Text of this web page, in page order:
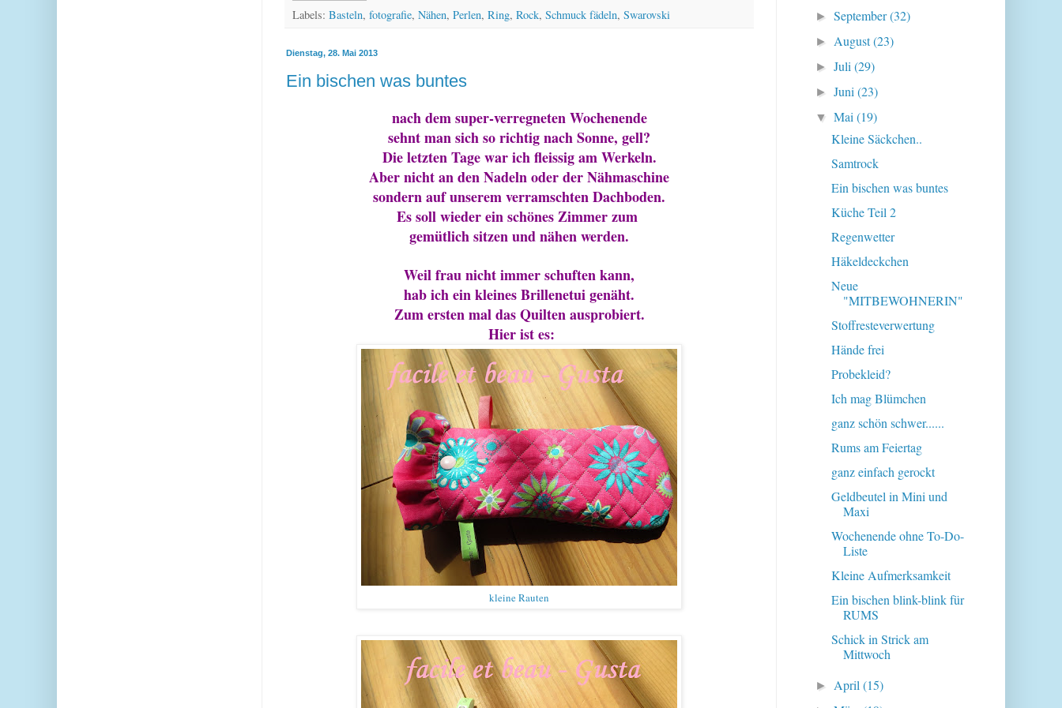
Labels: Basteln, fotografie, Nähen, Perlen, Ring, Rock, Schmuck fädeln, Swarovski
Dienstag, 28. Mai 2013
Ein bischen was buntes
nach dem super-verregneten Wochenende
sehnt man sich so richtig nach Sonne, gell?
Die letzten Tage war ich fleissig am Werkeln.
Aber nicht an den Nadeln oder der Nähmaschine
sondern auf unserem verramschten Dachboden.
Es soll wieder ein schönes Zimmer zum
gemütlich sitzen und nähen werden.
Weil frau nicht immer schuften kann,
hab ich ein kleines Brillenetui genäht.
Zum ersten mal das Quilten ausprobiert.
Hier ist es:
kleine Rauten
►September(32)
► August(23)
►Juli(29)
►Juni(23)
▼Mai(19)
Kleine Säckchen..
Samtrock
Ein bischen was buntes
Küche Teil 2
Regenwetter
Häkeldeckchen
Neue
"MITBEWOHNERIN"
Stoffresteverwertung
Hände frei
Probekleid?
Ich mag Blümchen
ganz schön schwer......
Rums am Feiertag
ganz einfach gerockt
Geldbeutel in Mini und
Maxi
Wochenende ohne To-Do-
Liste
Kleine Aufmerksamkeit
Ein bischen blink-blink für
RUMS
Schick in Strick am
Mittwoch
► April(15)